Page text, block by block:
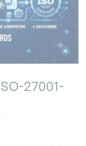
27001-